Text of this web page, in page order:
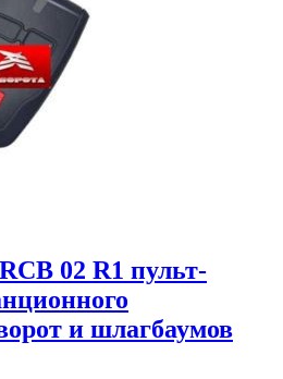
02 R1 пульт-
и шлагбаумов